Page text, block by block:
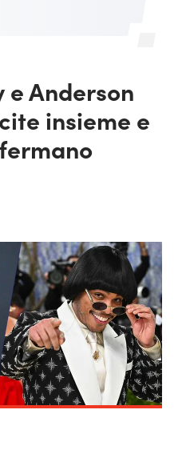
Anderson
insieme e